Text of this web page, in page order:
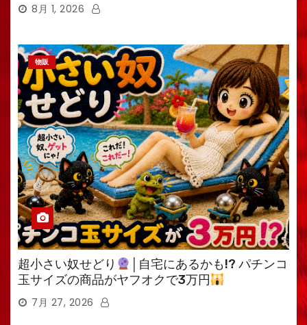
8月 1, 2026
物販
超小さい奴せどり
│自宅にあるかも!? パチンコ
玉サイズの商品がヤフオクで3万円
7月 27, 2026